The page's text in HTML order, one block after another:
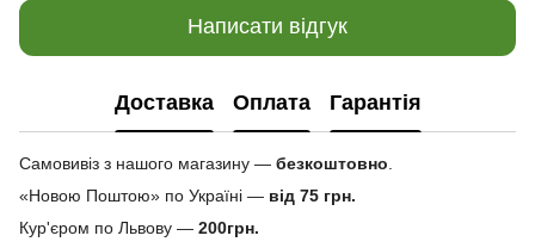
Написати відгук
Доставка Оплата Гарантія
Самовивіз з нашого магазину — безкоштовно
«Новою Поштою» по Україні — від 75 грн.
Кур'єром по Львову — 200грн.